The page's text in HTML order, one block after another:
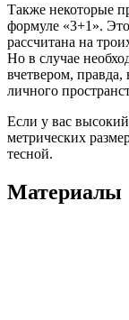
Также некоторые
формуле «3+1».
рассчитана на
Но в случае
вчетвером,
личного
Если у вас высокий
метрических
тесной.
Материалы